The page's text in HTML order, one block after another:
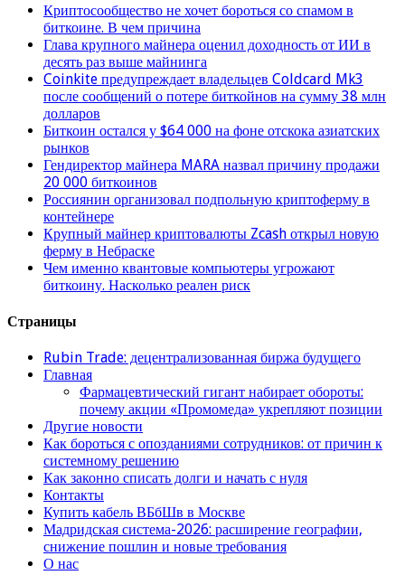
Криптосообщество не хочет бороться со спамом в
биткоине. В чем причина
Глава крупного майнера оценил доходность от ИИ в
десять раз выше майнинга
Coinkite предупреждает владельцев Coldcard Mk3
после сообщений о потере биткойнов на сумму 38 млн
долларов
Биткоин остался у $64 000 на фоне отскока азиатских
рынков
Гендиректор майнера MARA назвал причину продажи
20 000 биткоинов
Россиянин организовал подпольную криптоферму в
контейнере
Крупный майнер криптовалюты Zcash открыл новую
ферму в Небраске
Чем именно квантовые компьютеры угрожают
биткоину. Насколько реален риск
Страницы
Rubin Trade: децентрализованная биржа будущего
Главная
Фармацевтический гигант набирает обороты:
почему акции «Промомеда» укрепляют позиции
Другие новости
Как бороться с опозданиями сотрудников: от причин к
системному решению
Как законно списать долги и начать с нуля
Контакты
Купить кабель ВБбШв в Москве
Мадридская система-2026: расширение географии,
снижение пошлин и новые требования
О нас